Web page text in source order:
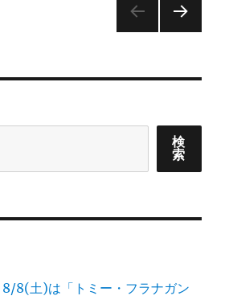
に
検
索
8(土)は「トミー・フラナガン